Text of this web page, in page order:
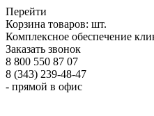
Перейти
Корзина товаров: шт.
Комплексное обеспечение
Заказать звонок
8 800 550 87 07
8 (343) 239-48-47
- прямой в офис